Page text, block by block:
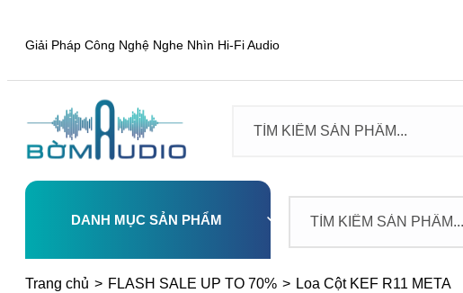
Giải Pháp Công Nghệ Nghe Nhìn Hi-Fi Audio
DANH MỤC SẢN PHẨM
Select
Trang chủ > FLASH SALE UP TO 70% > Loa Cột KEF R11 META